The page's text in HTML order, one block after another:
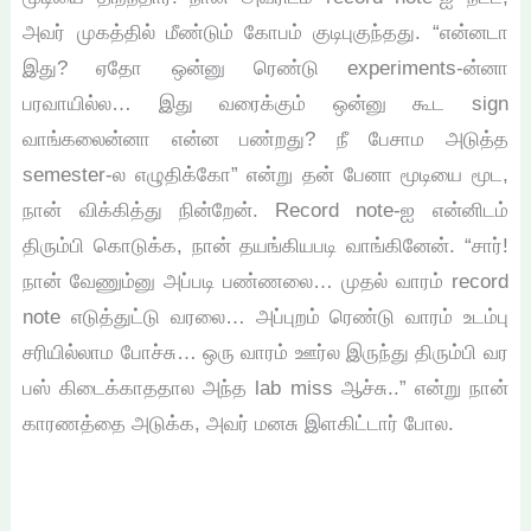
அவர் முகத்தில் மீண்டும் கோபம் குடிபுகுந்தது. “என்னடா
இது? ஏதோ ஒன்னு ரெண்டு experiments-ன்னா
பரவாயில்ல… இது வரைக்கும் ஒன்னு கூட sign
வாங்கலைன்னா என்ன பண்றது? நீ பேசாம அடுத்த
semester-ல எழுதிக்கோ” என்று தன் பேனா மூடியை மூட,
நான் விக்கித்து நின்றேன். Record note-ஐ என்னிடம்
திரும்பி கொடுக்க, நான் தயங்கியபடி வாங்கினேன். “சார்!
நான் வேணும்னு அப்படி பண்ணலை… முதல் வாரம் record
note எடுத்துட்டு வரலை… அப்புறம் ரெண்டு வாரம் உடம்பு
சரியில்லாம போச்சு… ஒரு வாரம் ஊர்ல இருந்து திரும்பி வர
பஸ் கிடைக்காததால அந்த lab miss ஆச்சு..” என்று நான்
காரணத்தை அடுக்க, அவர் மனசு இளகிட்டார் போல.